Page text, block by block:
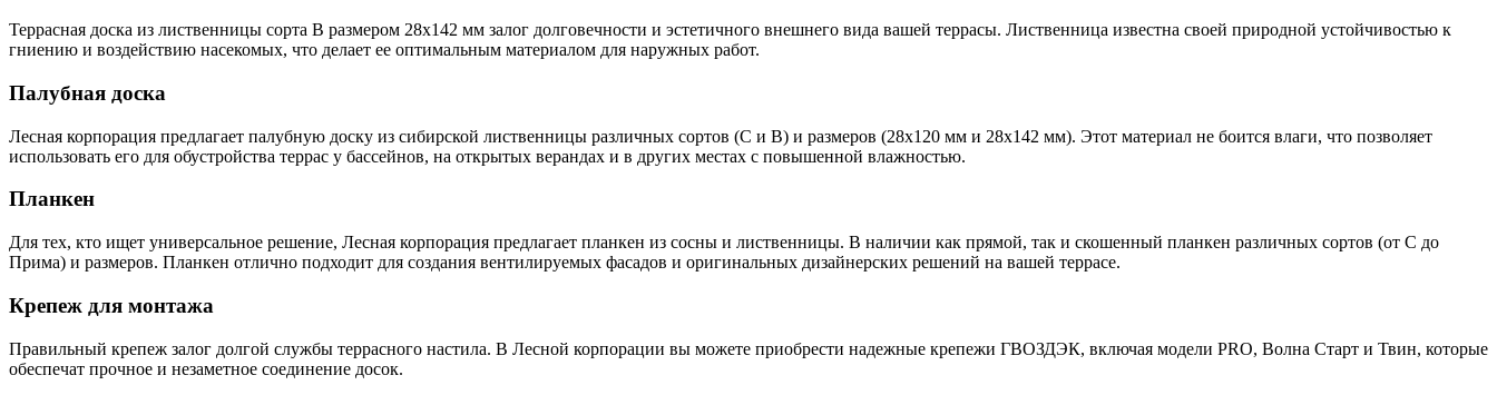
Террасная доска из лиственницы сорта В размером 28x142 мм залог долговечности и эстетичного внешнего вида вашей террасы. Лиственница известна своей природной устойчивостью к
гниению и воздействию насекомых, что делает ее оптимальным материалом для наружных работ.
Палубная доска
Лесная корпорация предлагает палубную доску из сибирской лиственницы различных сортов (С и В) и размеров (28x120 мм и 28x142 мм). Этот материал не боится влаги, что позволяет
использовать его для обустройства террас у бассейнов, на открытых верандах и в других местах с повышенной влажностью.
Планкен
Для тех, кто ищет универсальное решение, Лесная корпорация предлагает планкен из сосны и лиственницы. В наличии как прямой, так и скошенный планкен различных сортов (от С до
Прима) и размеров. Планкен отлично подходит для создания вентилируемых фасадов и оригинальных дизайнерских решений на вашей террасе.
Крепеж для монтажа
Правильный крепеж залог долгой службы террасного настила. В Лесной корпорации вы можете приобрести надежные крепежи ГВОЗДЭК, включая модели PRO, Волна Старт и Твин, которые
обеспечат прочное и незаметное соединение досок.